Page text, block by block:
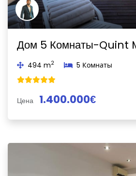
Дом 5 Комнаты-Quint
494 m2 5 Комнаты
Цена 1.400.000€